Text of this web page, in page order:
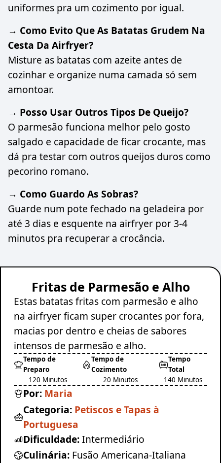
uniformes pra um cozimento por igual.
→ Como Evito Que As Batatas Grudem Na
Cesta Da Airfryer?
Misture as batatas com azeite antes de
cozinhar e organize numa camada só sem
amontoar.
→ Posso Usar Outros Tipos De Queijo?
O parmesão funciona melhor pelo gosto
salgado e capacidade de ficar crocante, mas
dá pra testar com outros queijos duros como
pecorino romano.
→ Como Guardo As Sobras?
Guarde num pote fechado na geladeira por
até 3 dias e esquente na airfryer por 3-4
minutos pra recuperar a crocância.
Fritas de Parmesão e Alho
Estas batatas fritas com parmesão e alho
na airfryer ficam super crocantes por fora,
macias por dentro e cheias de sabores
intensos de parmesão e alho.
Tempo de
Preparo
120 Minutos
Tempo de
Cozimento
20 Minutos
Tempo
Total
140 Minutos
Por: Maria
Categoria: Petiscos e Tapas à
Portuguesa
Dificuldade:Intermediário
Culinária: Fusão Americana-Italiana